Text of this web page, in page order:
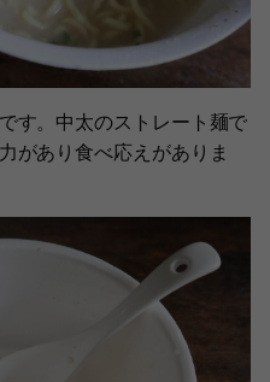
す。中太のストレート麺で
があり食べ応えがありま